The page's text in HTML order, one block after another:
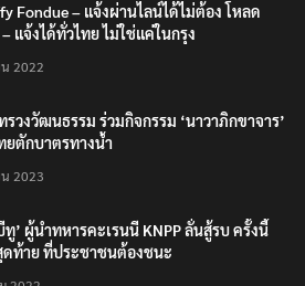
Fondue – แจ้งผ่านไลน์ได้ไม่ต้อง โหลด
แจ้งได้ทั่วไทย ไม่ใช่แค่ในกรุง
2022
วงวัฒนธรรม ร่วมกิจกรรม ‘นาวาภิกขาจาร’
ยตักบาตรทางน้ำ
2023
ทู’ ผู้นำทหารคะเรนนี KNPP ลั่นสู้รบ ครั้งนี้
ดท้าย ที่ประชาชนต้องชนะ